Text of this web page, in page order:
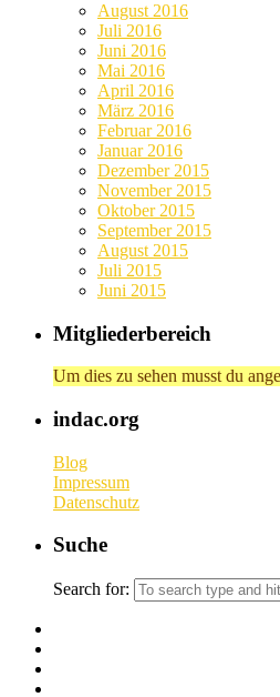
August 2016
Juli 2016
Juni 2016
Mai 2016
April 2016
März 2016
Februar 2016
Januar 2016
Dezember 2015
November 2015
Oktober 2015
September 2015
August 2015
Juli 2015
Juni 2015
Mitgliederbereich
Um dies zu sehen musst du
indac.org
Blog
Impressum
Datenschutz
Suche
Search for: